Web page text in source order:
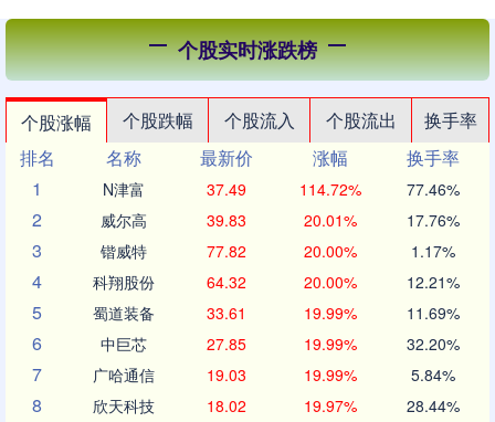
个股实时涨跌榜
个股涨幅 个股跌幅 个股流入 个股流出
换手率
排名
名称 最新价 涨幅
换手率
1
N津富 37.49 114.72% 77.46%
2 威尔高 39.83 20.01% 17.76%
3 锴威特 77.82 20.00% 1.17%
4 科翔股份 64.32 20.00% 12.21%
5 蜀道装备 33.61 19.99% 11.69%
6 中巨芯 27.85 19.99% 32.20%
7 广哈通信 19.03 19.99% 5.84%
8 欣天科技 18.02 19.97% 28.44%